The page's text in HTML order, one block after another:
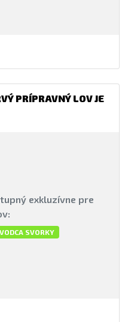
PRÍPRAVNÝ LOV JE
exkluzívne pre
VODCA SVORKY